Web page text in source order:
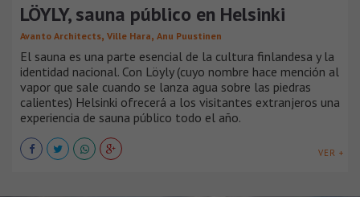
LÖYLY, sauna público en Helsinki
Avanto Architects, Ville Hara, Anu Puustinen
El sauna es una parte esencial de la cultura finlandesa y la
identidad nacional. Con Löyly (cuyo nombre hace mención al
vapor ​que sale ​cuando se lanza agua sobre las piedras
calientes) Helsinki ofrecerá a los visitantes extranjeros una
experiencia de sauna público todo el año.
VER +